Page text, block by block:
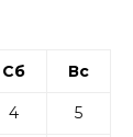
Сб Вс
4 5